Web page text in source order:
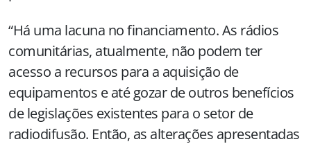
“Há uma lacuna no financiamento. As rádios
comunitárias, atualmente, não podem ter
acesso a recursos para a aquisição de
equipamentos e até gozar de outros benefícios
de legislações existentes para o setor de
radiodifusão. Então, as alterações apresentadas